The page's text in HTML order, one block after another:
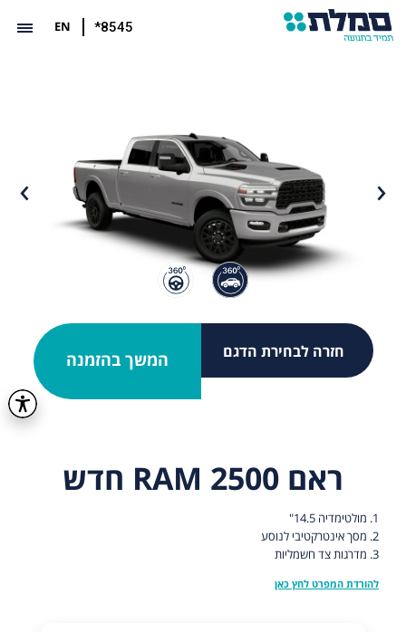
*8545
EN
חזרה לבחירת הדגם המשך בהזמנה
ראם RAM 2500 חדש
1. מולטימדיה 14.5"
2. מסך אינטרקטיבי לנוסע
3. מדרגות צד חשמליות
להורדת המפרט לחץ כאן